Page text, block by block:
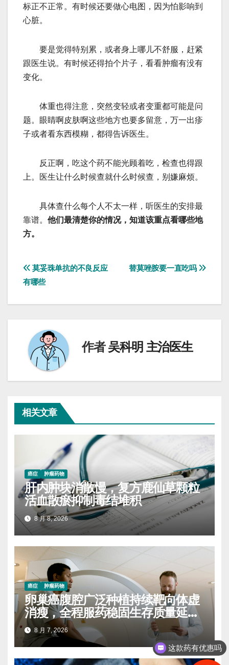
标正不正常。有时候还要做心电图，因为怕影响到
心脏。
要是觉得特别累，或者身上哪儿不舒服，赶紧
跟医生说。有时候还得拍个片子，看看肿瘤有没有
变化。
体重也得注意，突然变轻或者变重都可能是问
题。眼睛啊皮肤啊这些地方也要多留意，万一出疹
子或者看东西模糊，都得告诉医生。
反正啊，吃这个药不能光顾着吃，检查也得跟
上。医生让什么时候查就什么时候查，别嫌麻烦。
具体查什么每个人不太一样，听医生的安排最
靠谱。 他们最清楚你的情况，知道该重点看哪些地
方。
文
章
航
替莫唑胺要一直吃吗
莫妥珠单抗的不良反应
有哪些
作者吴科明 主治医生
相关文章
癌症 肿瘤药物
肝内肿块消散慢，复方鹿仙草颗粒
活血散瘀抑制毒结堆积
8 月 8, 2026
癌症 肿瘤药物
卵巢癌腹腔广泛种植持续靶向体虚
消瘦，全程服药稳固生存质量延缓
进展
8 月 7, 2026
这款药有优惠吗